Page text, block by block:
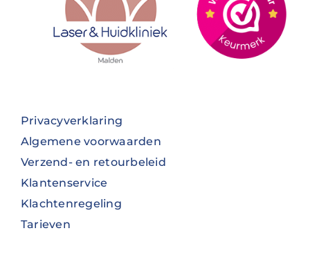
Privacyverklaring
Algemene voorwaarden
Verzend- en retourbeleid
Klantenservice
Klachtenregeling
Tarieven